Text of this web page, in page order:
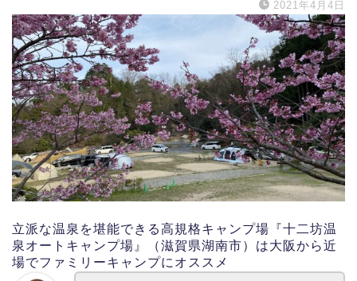
2021年4月4日
立派な温泉を堪能できる高規格キャンプ場『十二坊温
泉オートキャンプ場』（滋賀県湖南市）は大阪から近
場でファミリーキャンプにオススメ